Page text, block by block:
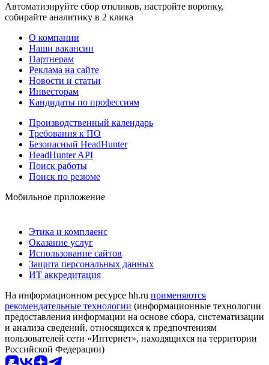
Автоматизируйте сбор откликов, настройте воронку,
собирайте аналитику в 2 клика
О компании
Наши вакансии
Партнерам
Реклама на сайте
Новости и статьи
Инвесторам
Кандидаты по профессиям
Производственный календарь
Требования к ПО
Безопасный HeadHunter
HeadHunter API
Поиск работы
Поиск по резюме
Мобильное приложение
Этика и комплаенс
Оказание услуг
Использование сайтов
Защита персональных данных
ИТ аккредитация
На информационном ресурсе hh.ru применяются
рекомендательные технологии (информационные технологии
предоставления информации на основе сбора, систематизации
и анализа сведений, относящихся к предпочтениям
пользователей сети «Интернет», находящихся на территории
Российской Федерации)